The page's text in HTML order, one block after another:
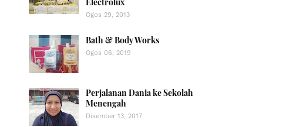
Ogos 29, 2013
Bath & Body Works
Ogos 06, 2019
Perjalanan Dania ke Sekolah
Menengah
Disember 13, 2017